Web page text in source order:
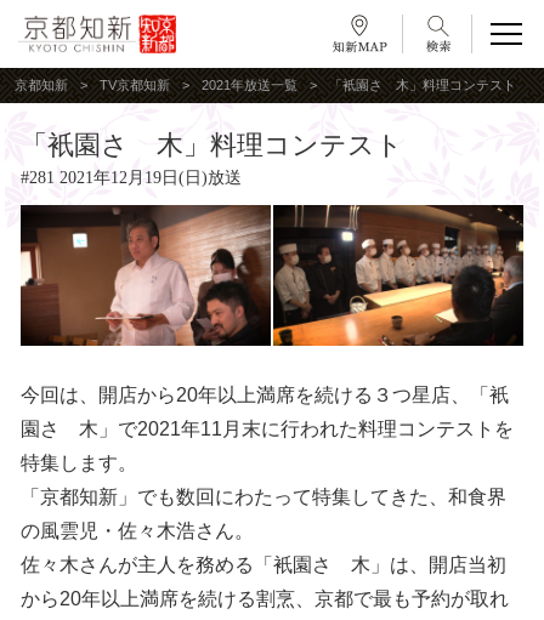
京都知新 TV京都知新 2021年放送一覧 「衹園さゝ木」料理コンテスト
「衹園さゝ木」料理コンテスト
#281 2021年12月19日(日)放送
今回は、開店から20年以上満席を続ける３つ星店、「衹
園さゝ木」で2021年11月末に行われた料理コンテストを
特集します。
「京都知新」でも数回にわたって特集してきた、和食界
の風雲児・佐々木浩さん。
佐々木さんが主人を務める「衹園さゝ木」は、開店当初
から20年以上満席を続ける割烹、京都で最も予約が取れ